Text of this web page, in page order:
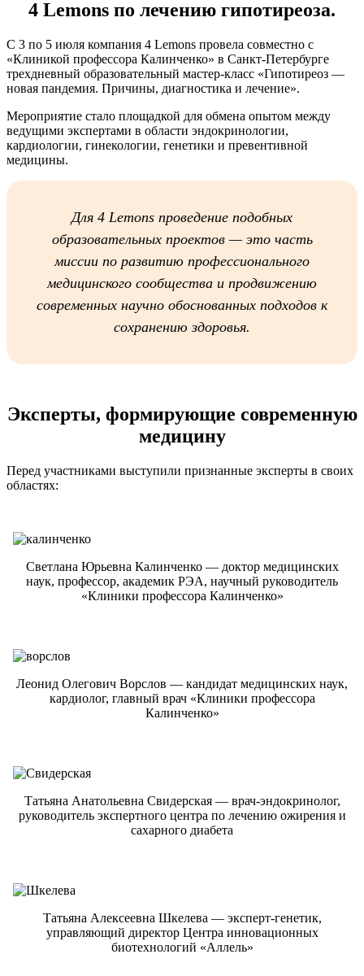
4 Lemons по лечению гипотиреоза.
С 3 по 5 июля компания 4 Lemons провела совместно с
«Клиникой профессора Калинченко» в Санкт-Петербурге
трехдневный образовательный мастер-класс «Гипотиреоз —
новая пандемия. Причины, диагностика и лечение».
Мероприятие стало площадкой для обмена опытом между
ведущими экспертами в области эндокринологии,
кардиологии, гинекологии, генетики и превентивной
медицины.
Для 4 Lemons проведение подобных
образовательных проектов — это часть
миссии по развитию профессионального
медицинского сообщества и продвижению
современных научно обоснованных подходов к
сохранению здоровья.
Эксперты, формирующие современную
медицину
Перед участниками выступили признанные эксперты в своих
областях:
Светлана Юрьевна Калинченко — доктор медицинских
наук, профессор, академик РЭА, научный руководитель
«Клиники профессора Калинченко»
Леонид Олегович Ворслов — кандидат медицинских наук,
кардиолог, главный врач «Клиники профессора
Калинченко»
Татьяна Анатольевна Свидерская — врач-эндокринолог,
руководитель экспертного центра по лечению ожирения и
сахарного диабета
Татьяна Алексеевна Шкелева — эксперт-генетик,
управляющий директор Центра инновационных
биотехнологий «Аллель»